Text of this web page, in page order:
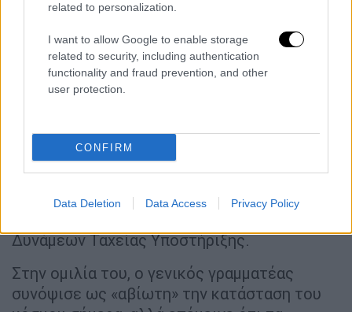
related to personalization.
I want to allow Google to enable storage
related to security, including authentication
functionality and fraud prevention, and other
user protection.
CONFIRM
Data Deletion Data Access Privacy Policy
Γκουτέρες, τονίζοντας ότι είναι ώρα να
επικρατήσει μια «δίκαιη ειρήνη» βασισμένη
στον Χάρτη του ΟΗΕ, στο διεθνές δίκαιο και
Για το Σουδάν, ο Γκουτέρες είπε ότι
«εξελίσσεται μια ανθρωπιστική καταστροφή
καθώς ο λιμός επεκτείνεται» και κατήγγειλε
τη «βίαιη διαμάχη για την εξουσία» μεταξύ
Δυνάμεων Ταχείας Υποστήριξης.
Στην ομιλία του, ο γενικός γραμματέας
συνόψισε ως «αβίωτη» την κατάσταση του